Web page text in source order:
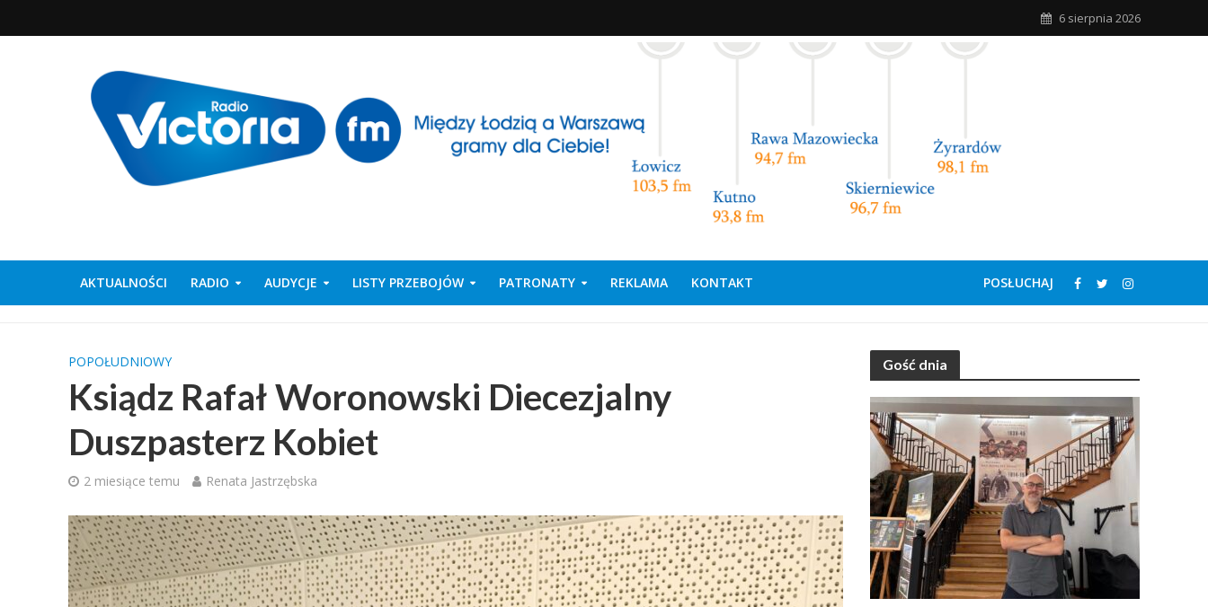
6 sierpnia 2026
AKTUALNOŚCI RADIO AUDYCJE LISTY PRZEBOJÓW PATRONATY REKLAMA KONTAKT POSŁUCHAJ
POPOŁUDNIOWY
Ksiądz Rafał Woronowski Diecezjalny
Duszpasterz Kobiet
2 miesiące temu Renata Jastrzębska
Gość dnia